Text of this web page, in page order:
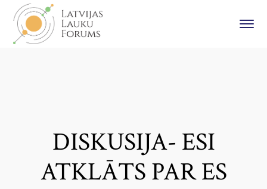
DISKUSIJA- ESI
ATKLĀTS PAR ES